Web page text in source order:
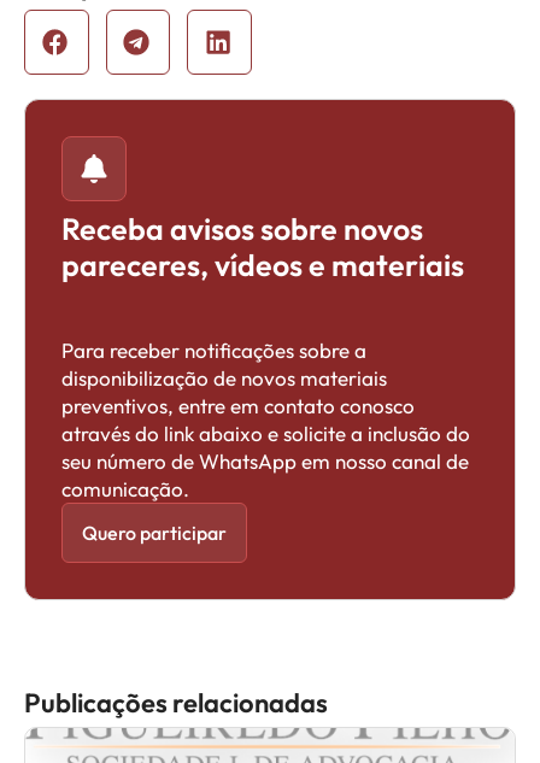
Receba avisos sobre novos
pareceres, vídeos e materiais
Para receber notificações sobre a
disponibilização de novos materiais
preventivos, entre em contato conosco
através do link abaixo e solicite a inclusão do
seu número de WhatsApp em nosso canal de
comunicação.
Quero participar
Publicações relacionadas